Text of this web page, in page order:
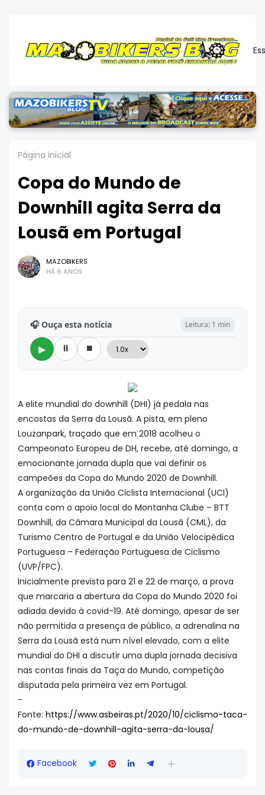
Página inicial
Copa do Mundo de
Downhill agita Serra da
Lousã em Portugal
MAZOBIKERS
HÁ 6 ANOS
🎧 Ouça esta notícia Leitura: 1 min
▶ ⏸ ⏹
A elite mundial do downhill (DHI) já pedala nas
encostas da Serra da Lousã. A pista, em pleno
Louzanpark, traçado que em 2018 acolheu o
Campeonato Europeu de DH, recebe, até domingo, a
emocionante jornada dupla que vai definir os
campeões da Copa do Mundo 2020 de Downhill.
A organização da União Ciclista Internacional (UCI)
conta com o apoio local do Montanha Clube – BTT
Downhill, da Câmara Municipal da Lousã (CML), da
Turismo Centro de Portugal e da União Velocipédica
Portuguesa – Federação Portuguesa de Ciclismo
(UVP/FPC).
Inicialmente prevista para 21 e 22 de março, a prova
que marcaria a abertura da Copa do Mundo 2020 foi
adiada devido à covid-19. Até domingo, apesar de ser
não permitida a presença de público, a adrenalina na
Serra da Lousã está num nível elevado, com a elite
mundial do DHI a discutir uma dupla jornada decisiva
nas contas finais da Taça do Mundo, competição
disputada pela primeira vez em Portugal.
-
Fonte: https://www.asbeiras.pt/2020/10/ciclismo-taca-
do-mundo-de-downhill-agita-serra-da-lousa/
Facebook